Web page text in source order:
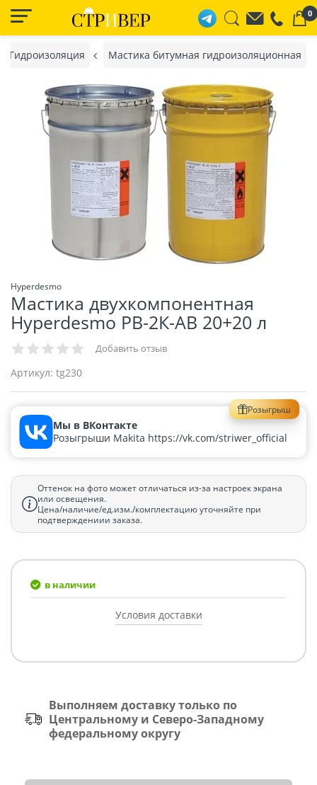
0
Гидроизоляция Мастика битумная гидроизоляционная
Hyperdesmo
Мастика двухкомпонентная
Hyperdesmo PB-2К-АB 20+20 л
Добавить отзыв
Артикул: tg230
Розыгрыш
Мы в ВКонтакте
Розыгрыши Makita https://vk.com/striwer_official
Оттенок на фото может отличаться из-за настроек экрана
или освещения.
Цена/наличие/ед.изм./комплектацию уточняйте при
подтверждениии заказа.
в наличии
Условия доставки
Выполняем доставку только по
Центральному и Северо-Западному
федеральному округу